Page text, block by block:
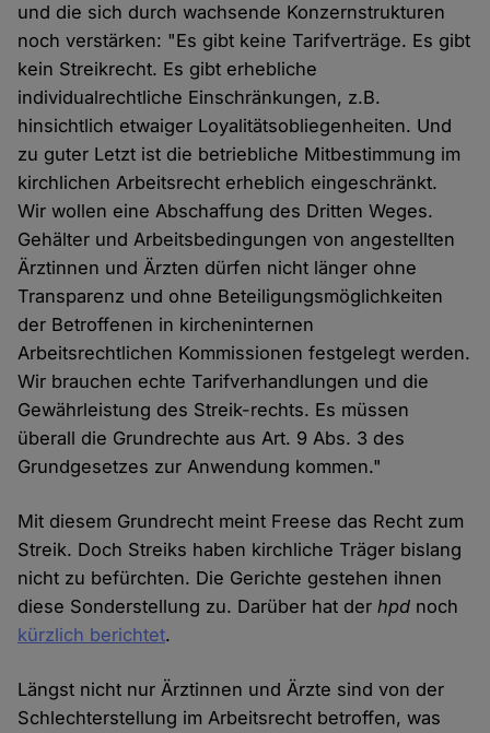
und die sich durch wachsende Konzernstrukturen
noch verstärken: "Es gibt keine Tarifverträge. Es gibt
kein Streikrecht. Es gibt erhebliche
individualrechtliche Einschränkungen, z.B.
hinsichtlich etwaiger Loyalitätsobliegenheiten. Und
zu guter Letzt ist die betriebliche Mitbestimmung im
kirchlichen Arbeitsrecht erheblich eingeschränkt.
Wir wollen eine Abschaffung des Dritten Weges.
Gehälter und Arbeitsbedingungen von angestellten
Ärztinnen und Ärzten dürfen nicht länger ohne
Transparenz und ohne Beteiligungsmöglichkeiten
der Betroffenen in kircheninternen
Arbeitsrechtlichen Kommissionen festgelegt werden.
Wir brauchen echte Tarifverhandlungen und die
Gewährleistung des Streik-rechts. Es müssen
überall die Grundrechte aus Art. 9 Abs. 3 des
Grundgesetzes zur Anwendung kommen."
Mit diesem Grundrecht meint Freese das Recht zum
Streik. Doch Streiks haben kirchliche Träger bislang
nicht zu befürchten. Die Gerichte gestehen ihnen
diese Sonderstellung zu. Darüber hat derhpd noch
kürzlich berichtet.
Längst nicht nur Ärztinnen und Ärzte sind von der
Schlechterstellung im Arbeitsrecht betroffen, was